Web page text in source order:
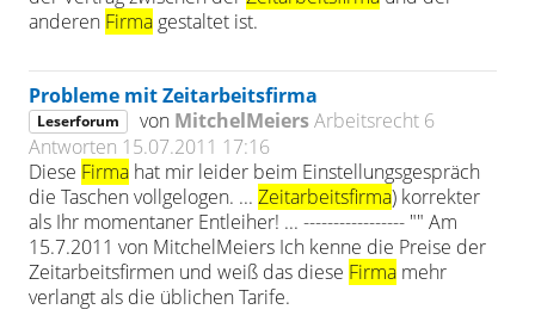
anderen Firma gestaltet ist.
Probleme mit Zeitarbeitsfirma
Leserforum von MitchelMeiersArbeitsrecht 6
Antworten 15.07.2011 17:16
Diese Firma hat mir leider beim Einstellungsgespräch
die Taschen vollgelogen. ...Zeitarbeitsfirma) korrekter
als Ihr momentaner Entleiher! ... ----------------- "" Am
15.7.2011 von MitchelMeiers Ich kenne die Preise der
Zeitarbeitsfirmen und weiß das diese Firma mehr
verlangt als die üblichen Tarife.